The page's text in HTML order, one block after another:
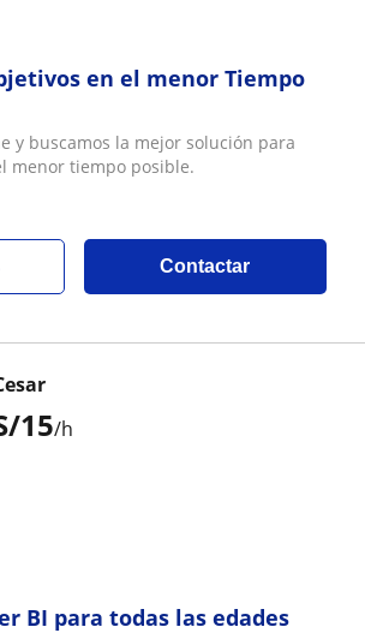
en el menor Tiempo
y buscamos la mejor solución para
menor tiempo posible.
Contactar
15/h
BI para todas las edades